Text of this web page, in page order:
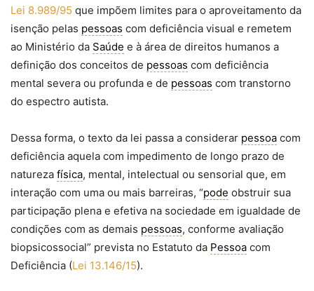
Lei 8.989/95 que impõem limites para o aproveitamento da
isenção pelas pessoas com deficiência visual e remetem
ao Ministério da Saúde e à área de direitos humanos a
definição dos conceitos de pessoas com deficiência
mental severa ou profunda e de pessoas com transtorno
do espectro autista.
Dessa forma, o texto da lei passa a considerar pessoa com
deficiência aquela com impedimento de longo prazo de
natureza física, mental, intelectual ou sensorial que, em
interação com uma ou mais barreiras, “pode obstruir sua
participação plena e efetiva na sociedade em igualdade de
condições com as demais pessoas, conforme avaliação
biopsicossocial” prevista no Estatuto da Pessoa com
Deficiência (Lei 13.146/15).